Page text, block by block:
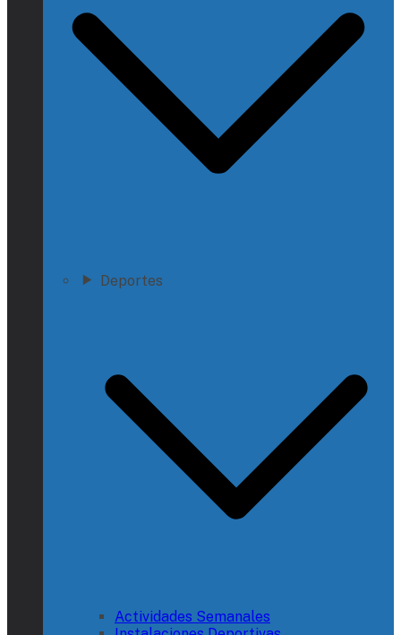
Deportes
Actividades Semanales